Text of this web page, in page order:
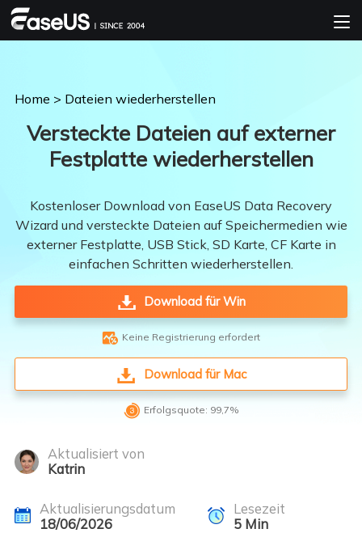
Home > Dateien wiederherstellen
Versteckte Dateien auf externer
Festplatte wiederherstellen
Kostenloser Download von EaseUS Data Recovery
Wizard und versteckte Dateien auf Speichermedien wie
externer Festplatte, USB Stick, SD Karte, CF Karte in
einfachen Schritten wiederherstellen.
Download für Win
 Keine Registrierung erfordert
Download für Mac
 Erfolgsquote: 99,7%
Aktualisiert von
Katrin
Aktualisierungsdatum
18/06/2026
Lesezeit
5Min